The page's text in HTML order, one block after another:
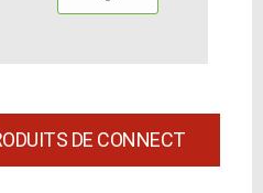
DE CONNECT